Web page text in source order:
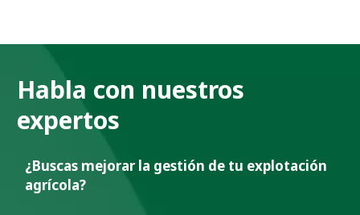
t
Habla con nuestros
expertos
¿Buscas mejorar la gestión de tu explotación
agrícola?